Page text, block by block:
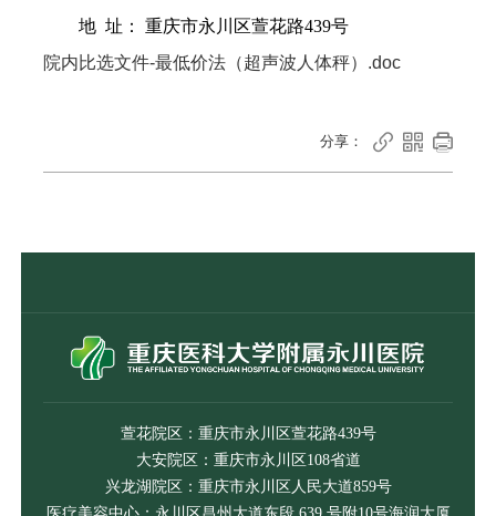
地 址： 重庆市永川区萱花路439号
院内比选文件-最低价法（超声波人体秤）.doc
分享：   
萱花院区：重庆市永川区萱花路439号
大安院区：重庆市永川区108省道
兴龙湖院区：重庆市永川区人民大道859号